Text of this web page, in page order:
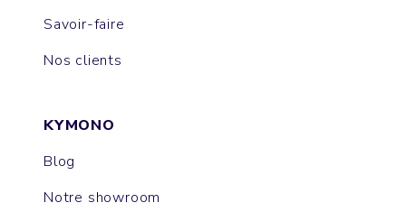
Savoir-faire
Nos clients
KYMONO
Blog
Notre showroom